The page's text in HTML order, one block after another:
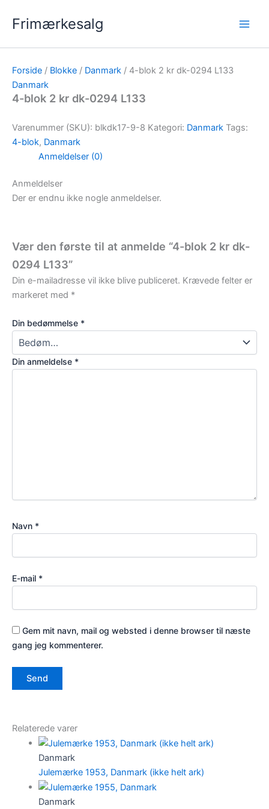
Frimærkesalg
Forside / Blokke / Danmark / 4-blok 2 kr dk-0294 L133
Danmark
4-blok 2 kr dk-0294 L133
Varenummer (SKU): blkdk17-9-8 Kategori: Danmark Tags:
4-blok, Danmark
Anmeldelser (0)
Anmeldelser
Der er endnu ikke nogle anmeldelser.
Vær den første til at anmelde “4-blok 2 kr dk-
0294 L133”
Din e-mailadresse vil ikke blive publiceret. Krævede felter er
markeret med *
Din bedømmelse *
Din anmeldelse *
Navn *
E-mail *
Gem mit navn, mail og websted i denne browser til næste
gang jeg kommenterer.
Relaterede varer
Danmark
Julemærke 1953, Danmark (ikke helt ark)
Danmark